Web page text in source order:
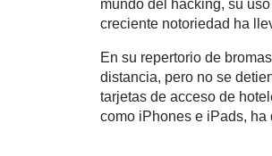
mundo del hacking, su
creciente notoriedad ha
En su repertorio de
distancia, pero no se
tarjetas de acceso de
como iPhones e iPads, ha